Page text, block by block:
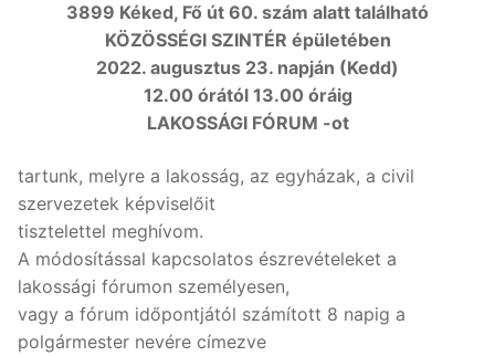
3899 Kéked, Fő út 60. szám alatt található
KÖZÖSSÉGI SZINTÉR épületében
2022. augusztus 23. napján (Kedd)
12.00 órától 13.00 óráig
LAKOSSÁGI FÓRUM -ot
tartunk, melyre a lakosság, az egyházak, a civil
szervezetek képviselőit
tisztelettel meghívom.
A módosítással kapcsolatos észrevételeket a
lakossági fórumon személyesen,
vagy a fórum időpontjától számított 8 napig a
polgármester nevére címezve